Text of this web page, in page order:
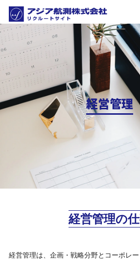
経営管理
経営管理の
経営管理は、企画・戦略分野とコーポレー